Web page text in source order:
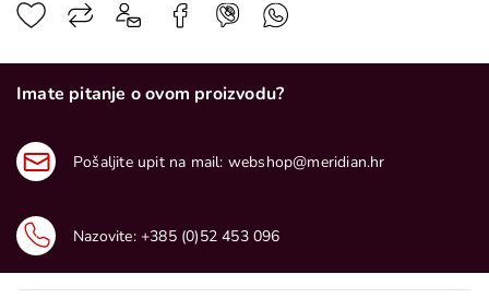
Imate pitanje o ovom proizvodu?
Pošaljite upit na mail: webshop@meridian.hr
Nazovite: +385 (0)52 453 096